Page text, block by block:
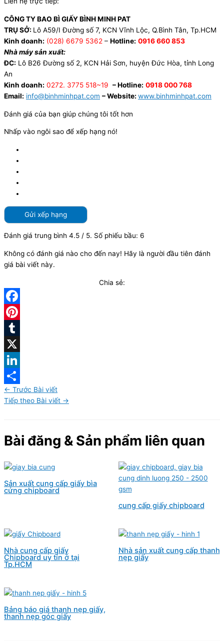
CÔNG TY BAO BÌ GIẤY BÌNH MINH PAT
TRỤ SỞ: Lô A59/I Đường số 7, KCN Vĩnh Lộc, Q.Bình Tân, Tp.HCM
Kinh doanh: (028) 6679 5362 – Hotline: 0916 660 853
Nhà máy sản xuất:
ĐC: Lô B26 Đường số 2, KCN Hải Sơn, huyện Đức Hòa, tỉnh Long
An
Kinh doanh: 0272. 3775 518~19 – Hotline: 0918 000 768
Email: info@binhminhpat.com – Website: www.binhminhpat.com
Đánh giá của bạn giúp chúng tôi tốt hơn
Nhấp vào ngôi sao để xếp hạng nó!
Gửi xếp hạng
Đánh giá trung bình 4.5 / 5. Số phiếu bầu: 6
Không có đánh giá nào cho đến nay! Hãy là người đầu tiên đánh
giá bài viết này.
Chia sẻ:
← Trước Bài viết
Tiếp theo Bài viết →
Bài đăng & Sản phẩm liên quan
Sản xuất cung cấp giấy bìa
cứng chipboard
cung cấp giấy chipboard
Nhà cung cấp giấy
Chipboard uy tín ở tại
Tp.HCM
Nhà sản xuất cung cấp thanh
nẹp giấy
Bảng báo giá thanh nẹp giấy,
thanh nẹp góc giấy